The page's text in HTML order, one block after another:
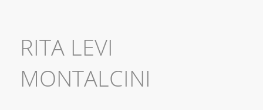
RITA LEVI
MONTALCINI